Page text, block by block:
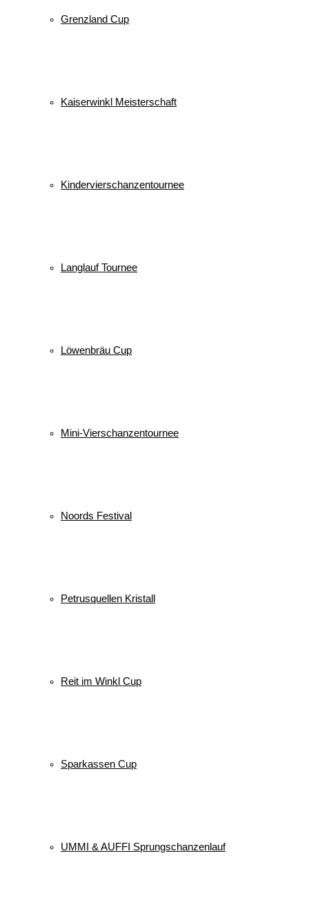
Grenzland Cup
Kaiserwinkl Meisterschaft
Kindervierschanzentournee
Langlauf Tournee
Löwenbräu Cup
Mini-Vierschanzentournee
Noords Festival
Petrusquellen Kristall
Reit im Winkl Cup
Sparkassen Cup
UMMI & AUFFI Sprungschanzenlauf